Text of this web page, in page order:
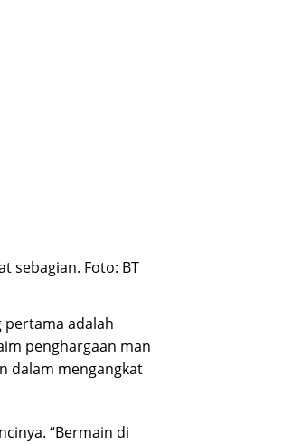
sebagian. Foto: BT
pertama adalah
penghargaan man
dalam mengangkat
“Bermain di